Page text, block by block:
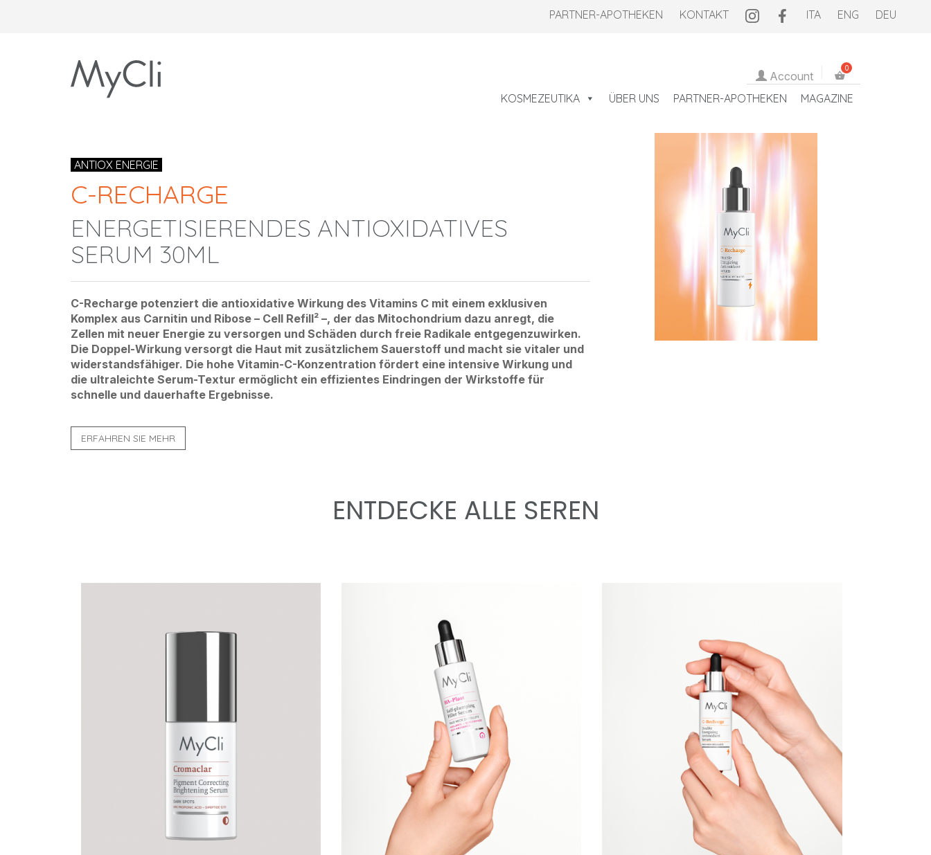
PARTNER-APOTHEKEN KONTAKT ITA ENG DEU
Account
KOSMEZEUTIKA
ÜBER UNS PARTNER-APOTHEKEN MAGAZINE
ANTIOX ENERGIE
C-RECHARGE
ENERGETISIERENDES ANTIOXIDATIVES
SERUM 30ML
C-Recharge potenziert die antioxidative Wirkung des Vitamins C mit einem exklusiven
Komplex aus Carnitin und Ribose – Cell Refill² –, der das Mitochondrium dazu anregt, die
Zellen mit neuer Energie zu versorgen und Schäden durch freie Radikale entgegenzuwirken.
Die Doppel-Wirkung versorgt die Haut mit zusätzlichem Sauerstoff und macht sie vitaler und
widerstandsfähiger. Die hohe Vitamin-C-Konzentration fördert eine intensive Wirkung und
die ultraleichte Serum-Textur ermöglicht ein effizientes Eindringen der Wirkstoffe für
schnelle und dauerhafte Ergebnisse.
ERFAHREN SIE MEHR
ENTDECKE ALLE SEREN